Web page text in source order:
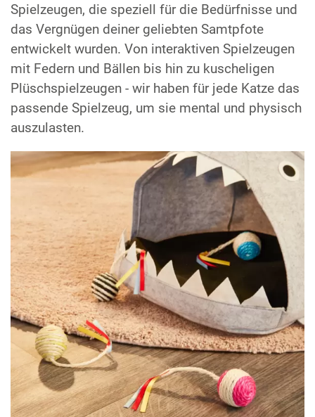
Spielzeugen, die speziell für die Bedürfnisse und
das Vergnügen deiner geliebten Samtpfote
entwickelt wurden. Von interaktiven Spielzeugen
mit Federn und Bällen bis hin zu kuscheligen
Plüschspielzeugen - wir haben für jede Katze das
passende Spielzeug, um sie mental und physisch
auszulasten.